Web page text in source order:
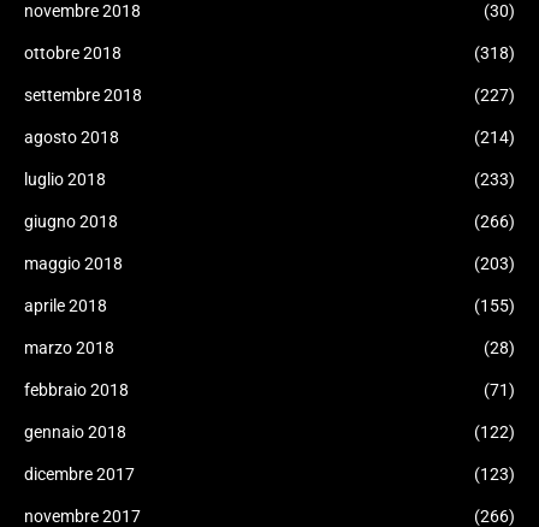
novembre 2018 (30)
ottobre 2018 (318)
settembre 2018 (227)
agosto 2018 (214)
luglio 2018 (233)
giugno 2018 (266)
maggio 2018 (203)
aprile 2018 (155)
marzo 2018 (28)
febbraio 2018 (71)
gennaio 2018 (122)
dicembre 2017 (123)
novembre 2017 (266)